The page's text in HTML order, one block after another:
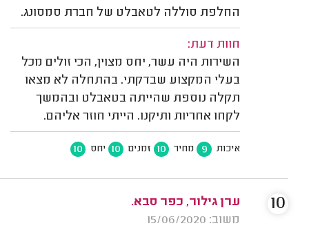
החלפת סוללה לטאבלט של חברת סמסונג.
חוות דעת:
השירות היה עשר, יחס מצוין, הכי זולים מכל
בעלי המקצוע שבדקתי. בהתחלה לא מצאו
תקלה נוספת שהייתה בטאבלט ובהמשך
לקחו אחריות ותיקנו. הייתי חוזר אליהם.
איכות 9 מחיר 10 זמנים 10 יחס 10
ערן גילור, כפר סבא.
משוב: 15/06/2020
10